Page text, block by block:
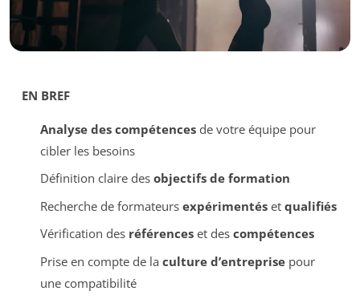
EN BREF
Analyse des compétencesde votre équipe pour
cibler les besoins
Définition claire des objectifs de formation
Recherche de formateurs expérimentéset qualifiés
Vérification des référenceset des compétences
Prise en compte de la culture d’entreprisepour
une compatibilité